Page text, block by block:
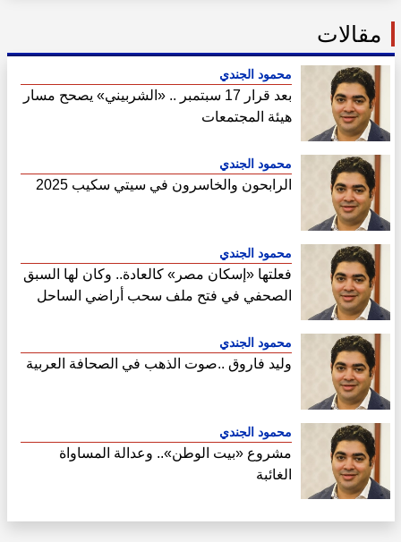
مقالات
محمود الجندي
بعد قرار 17 سبتمبر .. «الشربيني» يصحح مسار
هيئة المجتمعات
محمود الجندي
الرابحون والخاسرون في سيتي سكيب 2025
محمود الجندي
فعلتها «إسكان مصر» كالعادة.. وكان لها السبق
الصحفي في فتح ملف سحب أراضي الساحل
محمود الجندي
وليد فاروق ..صوت الذهب في الصحافة العربية
محمود الجندي
مشروع «بيت الوطن».. وعدالة المساواة
الغائبة